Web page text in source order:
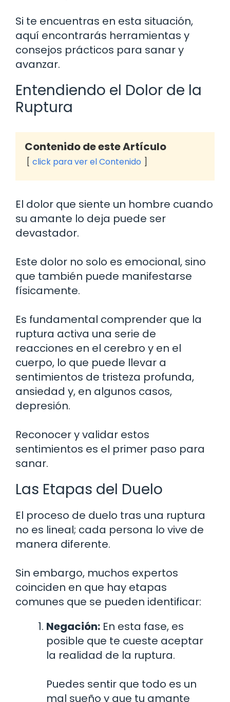
Si te encuentras en esta situación,
aquí encontrarás herramientas y
consejos prácticos para sanar y
avanzar.
Entendiendo el Dolor de la
Ruptura
Contenido de este Artículo
click para ver el Contenido
El dolor que siente un hombre cuando
su amante lo deja puede ser
devastador.
Este dolor no solo es emocional, sino
que también puede manifestarse
físicamente.
Es fundamental comprender que la
ruptura activa una serie de
reacciones en el cerebro y en el
cuerpo, lo que puede llevar a
sentimientos de tristeza profunda,
ansiedad y, en algunos casos,
depresión.
Reconocer y validar estos
sentimientos es el primer paso para
sanar.
Las Etapas del Duelo
El proceso de duelo tras una ruptura
no es lineal; cada persona lo vive de
manera diferente.
Sin embargo, muchos expertos
coinciden en que hay etapas
comunes que se pueden identificar:
Negación: En esta fase, es
posible que te cueste aceptar
la realidad de la ruptura.
Puedes sentir que todo es un
mal sueño y que tu amante